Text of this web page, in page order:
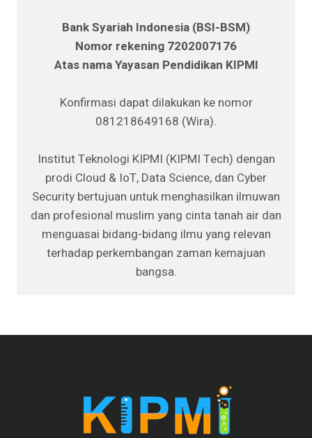
Bank Syariah Indonesia (BSI-BSM)
Nomor rekening 7202007176
Atas nama Yayasan Pendidikan KIPMI
Konfirmasi dapat dilakukan ke nomor
081218649168 (Wira).
Institut Teknologi KIPMI (KIPMI Tech) dengan
prodi Cloud & IoT, Data Science, dan Cyber
Security bertujuan untuk menghasilkan ilmuwan
dan profesional muslim yang cinta tanah air dan
menguasai bidang-bidang ilmu yang relevan
terhadap perkembangan zaman kemajuan
bangsa.